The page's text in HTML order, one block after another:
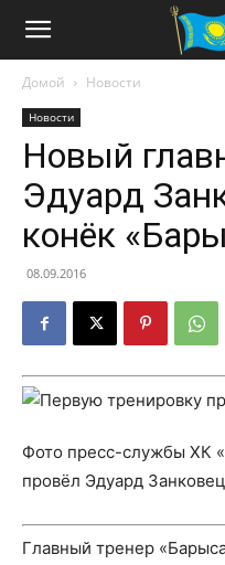
Домой Новости
Новости
Новый
Эдуард
конёк
08.09.2016
Фото пресс-службы ХК
провёл Эдуард Занковец
Главный тренер